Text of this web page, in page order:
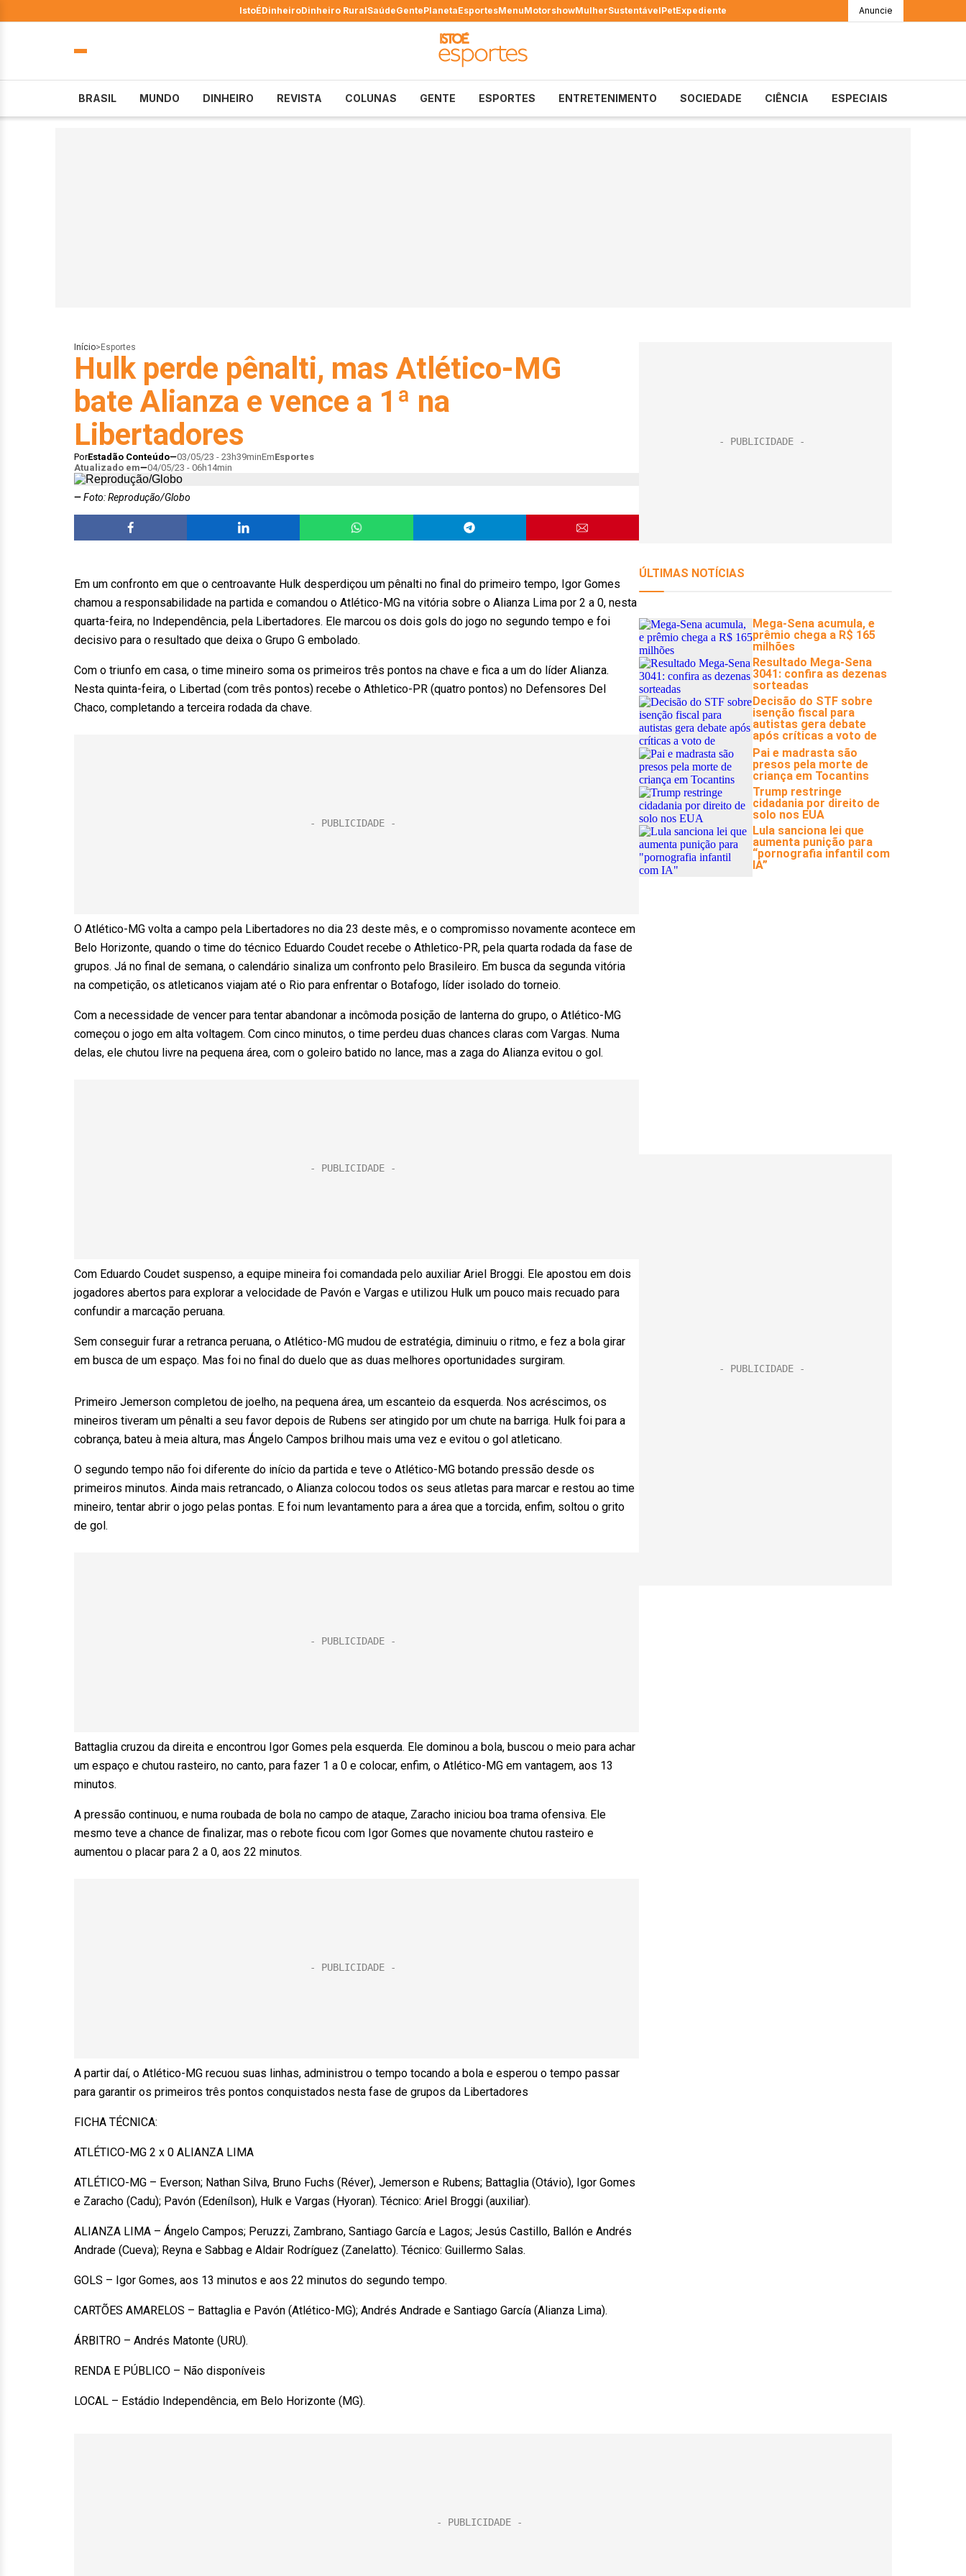
IstoÉDinheiroDinheiro RuralSaúdeGentePlanetaEsportesMenuMotorshowMulherSustentávelPetExpediente Anuncie
BRASIL MUNDO DINHEIRO REVISTA COLUNAS GENTE ESPORTES ENTRETENIMENTO SOCIEDADE CIÊNCIA ESPECIAIS
Início> Esportes
Hulk perde pênalti, mas Atlético-MG
bate Alianza e vence a 1ª na
Libertadores
PorEstadão Conteúdo 03/05/23 - 23h39minEmEsportes
Atualizado em
04/05/23 - 06h14min
Foto: Reprodução/Globo
Em um confronto em que o centroavante Hulk desperdiçou um pênalti no final do primeiro tempo, Igor Gomes
chamou a responsabilidade na partida e comandou o Atlético-MG na vitória sobre o Alianza Lima por 2 a 0, nesta
quarta-feira, no Independência, pela Libertadores. Ele marcou os dois gols do jogo no segundo tempo e foi
decisivo para o resultado que deixa o Grupo G embolado.
Com o triunfo em casa, o time mineiro soma os primeiros três pontos na chave e fica a um do líder Alianza.
Nesta quinta-feira, o Libertad (com três pontos) recebe o Athletico-PR (quatro pontos) no Defensores Del
Chaco, completando a terceira rodada da chave.
O Atlético-MG volta a campo pela Libertadores no dia 23 deste mês, e o compromisso novamente acontece em
Belo Horizonte, quando o time do técnico Eduardo Coudet recebe o Athletico-PR, pela quarta rodada da fase de
grupos. Já no final de semana, o calendário sinaliza um confronto pelo Brasileiro. Em busca da segunda vitória
na competição, os atleticanos viajam até o Rio para enfrentar o Botafogo, líder isolado do torneio.
Com a necessidade de vencer para tentar abandonar a incômoda posição de lanterna do grupo, o Atlético-MG
começou o jogo em alta voltagem. Com cinco minutos, o time perdeu duas chances claras com Vargas. Numa
delas, ele chutou livre na pequena área, com o goleiro batido no lance, mas a zaga do Alianza evitou o gol.
Com Eduardo Coudet suspenso, a equipe mineira foi comandada pelo auxiliar Ariel Broggi. Ele apostou em dois
jogadores abertos para explorar a velocidade de Pavón e Vargas e utilizou Hulk um pouco mais recuado para
confundir a marcação peruana.
Sem conseguir furar a retranca peruana, o Atlético-MG mudou de estratégia, diminuiu o ritmo, e fez a bola girar
em busca de um espaço. Mas foi no final do duelo que as duas melhores oportunidades surgiram.
Primeiro Jemerson completou de joelho, na pequena área, um escanteio da esquerda. Nos acréscimos, os
mineiros tiveram um pênalti a seu favor depois de Rubens ser atingido por um chute na barriga. Hulk foi para a
cobrança, bateu à meia altura, mas Ángelo Campos brilhou mais uma vez e evitou o gol atleticano.
O segundo tempo não foi diferente do início da partida e teve o Atlético-MG botando pressão desde os
primeiros minutos. Ainda mais retrancado, o Alianza colocou todos os seus atletas para marcar e restou ao time
mineiro, tentar abrir o jogo pelas pontas. E foi num levantamento para a área que a torcida, enfim, soltou o grito
de gol.
Battaglia cruzou da direita e encontrou Igor Gomes pela esquerda. Ele dominou a bola, buscou o meio para achar
um espaço e chutou rasteiro, no canto, para fazer 1 a 0 e colocar, enfim, o Atlético-MG em vantagem, aos 13
minutos.
A pressão continuou, e numa roubada de bola no campo de ataque, Zaracho iniciou boa trama ofensiva. Ele
mesmo teve a chance de finalizar, mas o rebote ficou com Igor Gomes que novamente chutou rasteiro e
aumentou o placar para 2 a 0, aos 22 minutos.
A partir daí, o Atlético-MG recuou suas linhas, administrou o tempo tocando a bola e esperou o tempo passar
para garantir os primeiros três pontos conquistados nesta fase de grupos da Libertadores
FICHA TÉCNICA:
ATLÉTICO-MG 2 x 0 ALIANZA LIMA
ATLÉTICO-MG – Everson; Nathan Silva, Bruno Fuchs (Réver), Jemerson e Rubens; Battaglia (Otávio), Igor Gomes
e Zaracho (Cadu); Pavón (Edenílson), Hulk e Vargas (Hyoran). Técnico: Ariel Broggi (auxiliar).
ALIANZA LIMA – Ángelo Campos; Peruzzi, Zambrano, Santiago García e Lagos; Jesús Castillo, Ballón e Andrés
Andrade (Cueva); Reyna e Sabbag e Aldair Rodríguez (Zanelatto). Técnico: Guillermo Salas.
GOLS – Igor Gomes, aos 13 minutos e aos 22 minutos do segundo tempo.
CARTÕES AMARELOS – Battaglia e Pavón (Atlético-MG); Andrés Andrade e Santiago García (Alianza Lima).
ÁRBITRO – Andrés Matonte (URU).
RENDA E PÚBLICO – Não disponíveis
LOCAL – Estádio Independência, em Belo Horizonte (MG).